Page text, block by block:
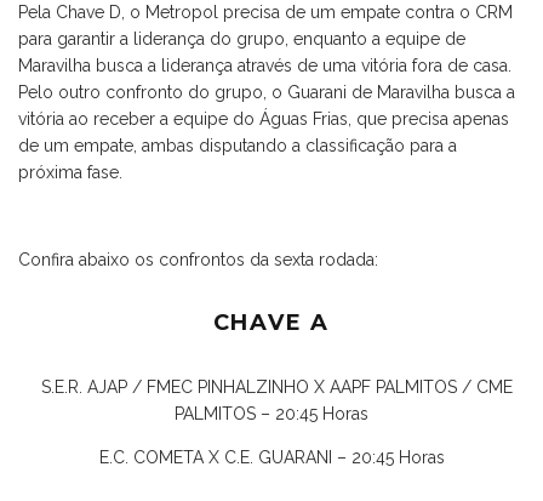
Pela Chave D, o Metropol precisa de um empate contra o CRM
para garantir a liderança do grupo, enquanto a equipe de
Maravilha busca a liderança através de uma vitória fora de casa.
Pelo outro confronto do grupo, o Guarani de Maravilha busca a
vitória ao receber a equipe do Águas Frias, que precisa apenas
de um empate, ambas disputando a classificação para a
próxima fase.
Confira abaixo os confrontos da sexta rodada:
CHAVE A
S.E.R. AJAP / FMEC PINHALZINHO X AAPF PALMITOS / CME
PALMITOS – 20:45 Horas
E.C. COMETA X C.E. GUARANI – 20:45 Horas